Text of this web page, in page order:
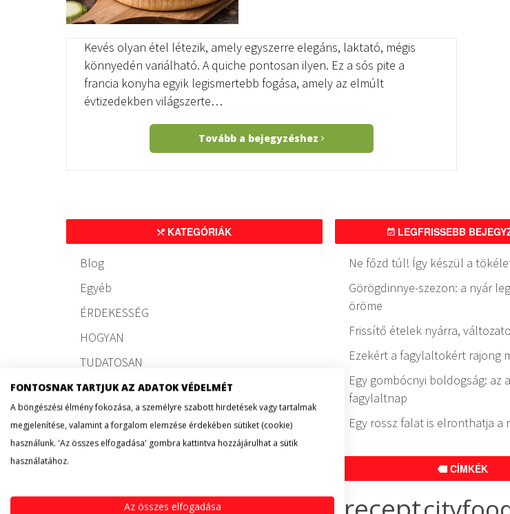
Kevés olyan étel létezik, amely egyszerre elegáns, laktató, mégis
könnyedén variálható. A quiche pontosan ilyen. Ez a sós pite a
francia konyha egyik legismertebb fogása, amely az elmúlt
évtizedekben világszerte…
Tovább a bejegyzéshez
KATEGÓRIÁK
Blog
Egyéb
ÉRDEKESSÉG
HOGYAN
TUDATOSAN
LEGFRISSEBB
Ne főzd túl! Így készül a
Görögdinnye-szezon: a nyár
öröme
Frissítő ételek nyárra,
Ezekért a fagylaltokért rajong
Egy gombócnyi boldogság: az
fagylaltnap
Egy rossz falat is elronthatja a
CÍMKÉK
FONTOSNAK TARTJUK AZ ADATOK VÉDELMÉT
A böngészési élmény fokozása, a személyre szabott hirdetések vagy tartalmak
megjelenítése, valamint a forgalom elemzése érdekében sütiket (cookie)
használunk. 'Az összes elfogadása' gombra kattintva hozzájárulhat a sütik
használatához.
Az összes elfogadása